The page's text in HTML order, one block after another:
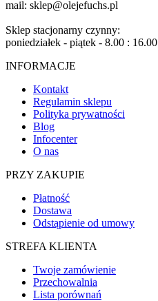
mail: sklep@olejefuchs.pl
Sklep stacjonarny czynny:
poniedziałek - piątek - 8.00 : 16.00
INFORMACJE
Kontakt
Regulamin sklepu
Polityka prywatności
Blog
Infocenter
O nas
PRZY ZAKUPIE
Płatność
Dostawa
Odstąpienie od umowy
STREFA KLIENTA
Twoje zamówienie
Przechowalnia
Lista porównań